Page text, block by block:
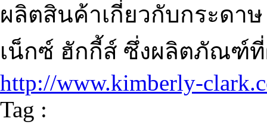
ผลิตสินค้าเกี่ยวกับกระด
เน็กซ์ ฮักกี้ส์ ซึ่งผลิตภัณฑ์
http://www.kimberly-
Tag :